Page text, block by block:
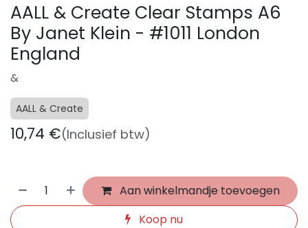
AALL & Create Clear Stamps A6
By Janet Klein - #1011 London
England
&
AALL & Create
10,74 €(Inclusief btw)
Aan winkelmandje toevoegen
Koop nu